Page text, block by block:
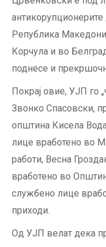
Република
Корчула и во
поднесе и
Покрај овие, УЈП го
Звонко Спасовски,
општина Кисела
лице вработено во
работи, Весна
вработено во
службено лице
приходи.
Од УЈП велат дека